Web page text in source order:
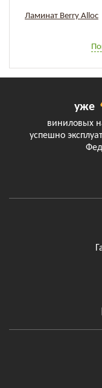
Ламинат Berry Alloc
уже
виниловых
успешно